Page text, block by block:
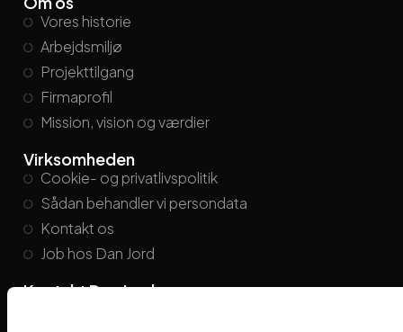
Vores historie
Arbejdsmiljø
Projekttilgang
Firmaprofil
Mission, vision og værdier
Virksomheden
Cookie- og privatlivspolitik
Sådan behandler vi persondata
Kontakt os
Job hos Dan Jord
Kontakt Dan Jord